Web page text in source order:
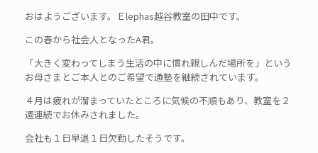
おはようございます。Ｅlephas越谷教室の田中です。
この春から社会人となったA君。
「大きく変わってしまう生活の中に慣れ親しんだ場所を」という
お母さまとご本人とのご希望で通塾を継続されています。
４月は疲れが溜まっていたところに気候の不順もあり、教室を２
週連続でお休みされました。
会社も１日早退１日欠勤したそうです。